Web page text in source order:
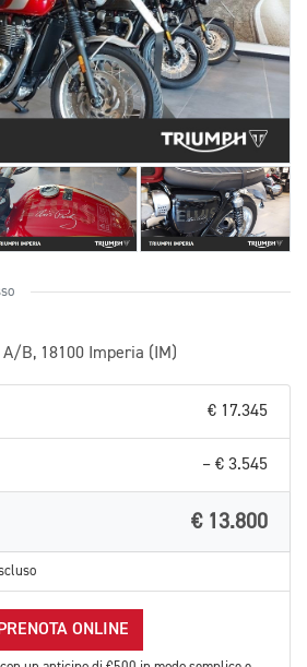
B, 18100 Imperia (IM)
€ 17.345
– € 3.545
€ 13.800
PRENOTA ONLINE